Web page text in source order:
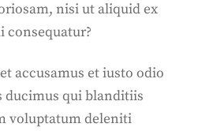
nisi ut aliquid ex
consequatur?
accusamus et iusto odio
ducimus qui blanditiis
voluptatum deleniti